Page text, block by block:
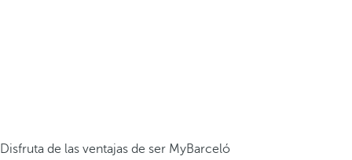
Disfruta de las ventajas de ser MyBarceló